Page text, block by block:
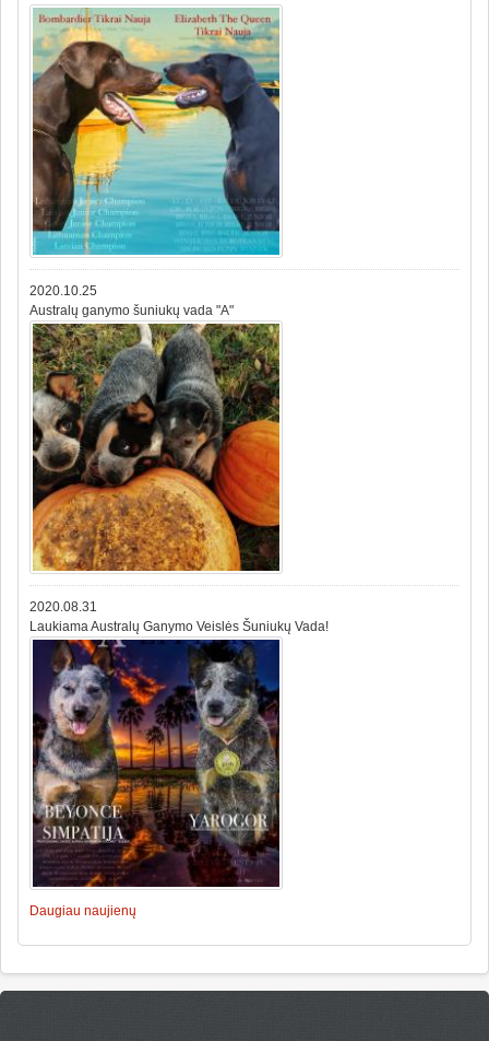
2020.10.25
Australų ganymo šuniukų vada "A"
2020.08.31
Laukiama Australų Ganymo Veislės Šuniukų Vada!
Daugiau naujienų